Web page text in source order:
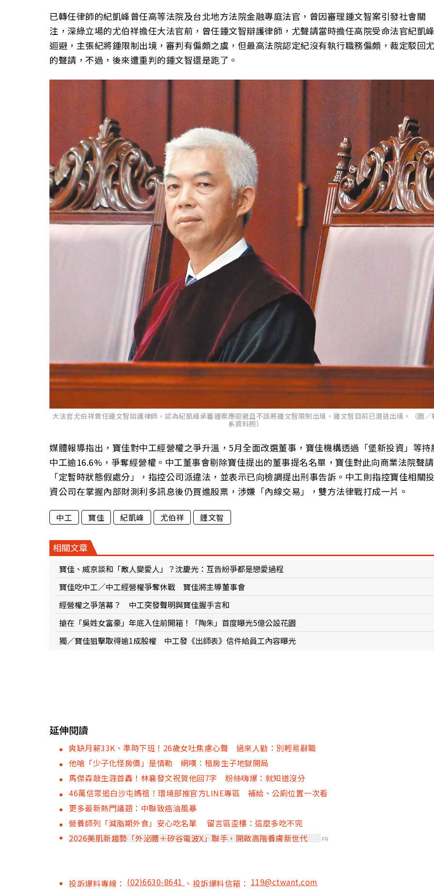
已轉任律師的紀凱峰曾任高等法院及台北地方法院金融專庭法官，曾因審理鍾文智案引發社會關
注，深綠立場的尤伯祥擔任大法官前，曾任鍾文智辯護律師，尤聲請當時擔任高院受命法官紀凱
迴避，主張紀將鍾限制出境，審判有偏頗之虞，但最高法院認定紀沒有執行職務偏頗，裁定駁回
的聲請，不過，後來遭重判的鍾文智還是跑了。
大法官尤伯祥曾任鍾文智辯護律師，認為紀凱峰承審鍾案應迴避且不該將鍾文智限制出境，鍾文智目前已潛逃出境。（圖／
系資料照）
媒體報導指出，寶佳對中工經營權之爭升溫，5月全面改選董事，寶佳機構透過「堡新投資」等持
中工逾16.6%，爭奪經營權。中工董事會剔除寶佳提出的董事提名名單，寶佳對此向商業法院聲請
「定暫時狀態假處分」，指控公司派違法，並表示已向檢調提出刑事告訴。中工則指控寶佳相關
資公司在掌握內部財測利多訊息後仍買進股票，涉嫌「內線交易」，雙方法律戰打成一片。
中工 寶佳 紀凱峰 尤伯祥 鍾文智
相關文章
寶佳、威京談和「敵人變愛人」？沈慶光：互告紛爭都是戀愛過程
寶佳吃中工／中工經營權爭奪休戰 寶佳將主導董事會
經營權之爭落幕？ 中工突發聲明與寶佳握手言和
搶在「吳姓女富豪」年底入住前開箱！「陶朱」首度曝光5億公設花園
獨／寶佳狙擊取得逾1成股權 中工發《出師表》信件給員工內容曝光
延伸閱讀
爽缺月薪33K、準時下班！26歲女吐焦慮心聲 過來人勸：別輕易辭職
他嗆「少子化怪房價」是情勒 網嘆：租房生子地獄開局
馬傑森敲生涯首轟！林襄發文祝賀他回7字 粉絲嗨爆：就知道沒分
46萬信眾追白沙屯媽祖！環境部推官方LINE專區 補給、公廁位置一次看
更多最新熱門議題：中聯致癌油風暴
營養師列「減脂期外食」安心吃名單 留言區歪樓：這麼多吃不完
2026美肌新趨勢「外泌體＋矽谷電波X」聯手，開啟高階養膚新世代
PR
投訴爆料專線： (02)6630-8641 、投訴爆料信箱：119@ctwant.com